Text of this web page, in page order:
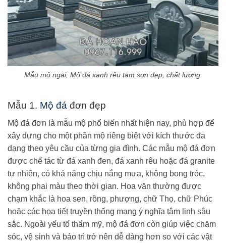
Mẫu mộ ngai, Mộ đá xanh rêu tam sơn đẹp, chất lượng.
Mẫu 1. Mộ đá đơn đẹp
Mộ đá đơn là mẫu mộ phổ biến nhất hiện nay, phù hợp để
xây dựng cho một phần mộ riêng biệt với kích thước đa
dạng theo yêu cầu của từng gia đình. Các mẫu mộ đá đơn
được chế tác từ đá xanh đen, đá xanh rêu hoặc đá granite
tự nhiên, có khả năng chịu nắng mưa, không bong tróc,
không phai màu theo thời gian. Hoa văn thường được
chạm khắc là hoa sen, rồng, phượng, chữ Thọ, chữ Phúc
hoặc các họa tiết truyền thống mang ý nghĩa tâm linh sâu
sắc. Ngoài yếu tố thẩm mỹ, mộ đá đơn còn giúp việc chăm
sóc, vệ sinh và bảo trì trở nên dễ dàng hơn so với các vật